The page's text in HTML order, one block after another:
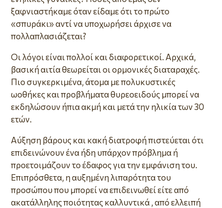
ξαφνιαστήκαμε όταν είδαμε ότι το πρώτο
«σπυράκι» αντί να υποχωρήσει άρχισε να
πολλαπλασιάζεται?
Οι λόγοι είναι πολλοί και διαφορετικοί. Αρχικά,
βασική αιτία θεωρείται οι ορμονικές διαταραχές.
Πιο συγκερκιμένα, άτομα με πολυκυστικές
ωοθήκες και προβλήματα θυρεοειδούς μπορεί να
εκδηλώσουν ήπια ακμή και μετά την ηλικία των 30
ετών.
Αύξηση βάρους και κακή διατροφή πιστεύεται ότι
επιδεινώνουν ένα ήδη υπάρχον πρόβλημα ή
προετοιμάζουν το έδαφος για την εμφάνιση του.
Επιπρόσθετα, η αυξημένη λιπαρότητα του
προσώπου που μπορεί να επιδεινωθεί είτε από
ακατάλληλης ποιότητας καλλυντικά , από ελλειπή